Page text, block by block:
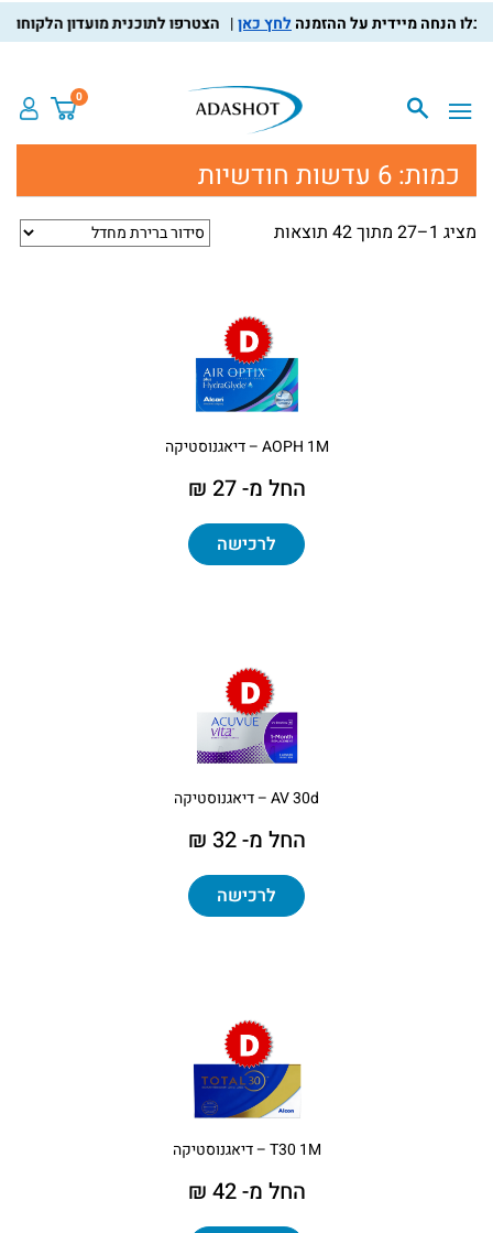
לחץ כאן הצטרפו לתוכנית מועדון הלקוחות,
0
כמות: 6 עדשות חודשיות
מציג 1–27 מתוך 42 תוצאות
AOPH 1M – דיאגנוסטיקה
החל מ- 27 ₪
לרכישה
AV 30d – דיאגנוסטיקה
החל מ- 32 ₪
לרכישה
T30 1M – דיאגנוסטיקה
החל מ- 42 ₪